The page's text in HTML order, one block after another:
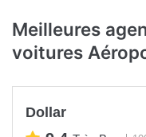
Meilleures
voitures
Dollar